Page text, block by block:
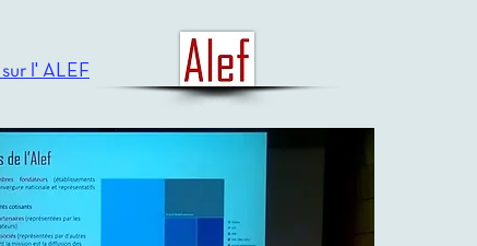
l' ALEF